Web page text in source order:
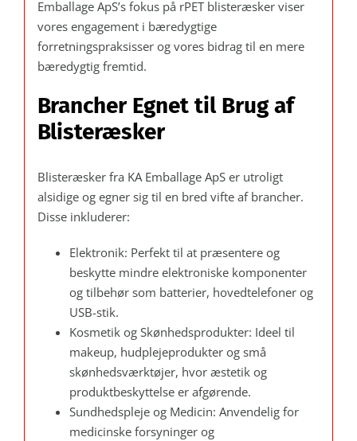
Emballage ApS’s fokus på rPET blisteræsker viser
vores engagement i bæredygtige
forretningspraksisser og vores bidrag til en mere
bæredygtig fremtid.
Brancher Egnet til Brug af
Blisteræsker
Blisteræsker fra KA Emballage ApS er utroligt
alsidige og egner sig til en bred vifte af brancher.
Disse inkluderer:
Elektronik: Perfekt til at præsentere og
beskytte mindre elektroniske komponenter
og tilbehør som batterier, hovedtelefoner og
USB-stik.
Kosmetik og Skønhedsprodukter: Ideel til
makeup, hudplejeprodukter og små
skønhedsværktøjer, hvor æstetik og
produktbeskyttelse er afgørende.
Sundhedspleje og Medicin: Anvendelig for
medicinske forsyninger og